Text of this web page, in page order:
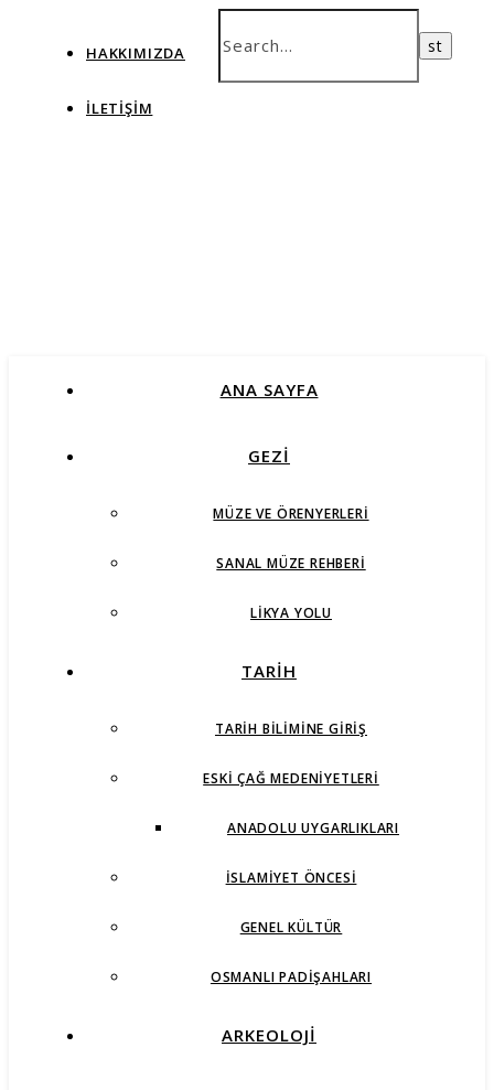
HAKKIMIZDA
İLETIŞIM
ANA SAYFA
GEZİ
MÜZE VE ÖRENYERLERI
SANAL MÜZE REHBERI
LIKYA YOLU
TARİH
TARIH BILIMINE GIRIŞ
ESKI ÇAĞ MEDENIYETLERI
ANADOLU UYGARLIKLARI
İSLAMIYET ÖNCESI
GENEL KÜLTÜR
OSMANLI PADIŞAHLARI
ARKEOLOJİ